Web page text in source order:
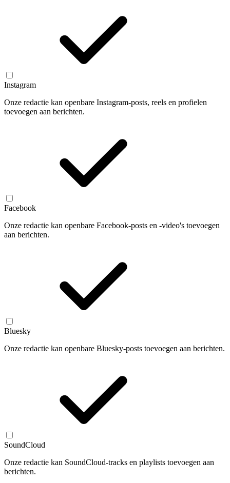
Instagram
Onze redactie kan openbare Instagram-posts, reels en profielen
toevoegen aan berichten.
Facebook
Onze redactie kan openbare Facebook-posts en -video's toevoegen
aan berichten.
Bluesky
Onze redactie kan openbare Bluesky-posts toevoegen aan berichten.
SoundCloud
Onze redactie kan SoundCloud-tracks en playlists toevoegen aan
berichten.